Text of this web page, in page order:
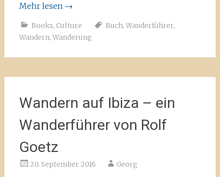
Mehr lesen →
Books, Culture Buch, Wanderführer,
Wandern, Wanderung
Wandern auf Ibiza – ein
Wanderführer von Rolf
Goetz
20. September 2016 Georg